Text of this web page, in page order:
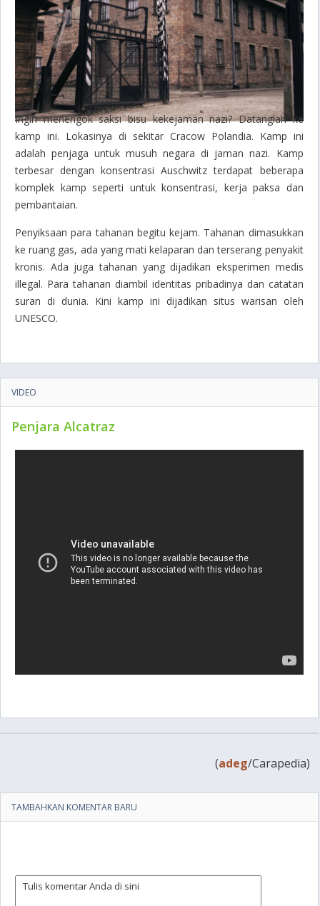
Ingin menengok saksi bisu kekejaman nazi? Datanglah ke
kamp ini. Lokasinya di sekitar Cracow Polandia. Kamp ini
adalah penjaga untuk musuh negara di jaman nazi. Kamp
terbesar dengan konsentrasi Auschwitz terdapat beberapa
komplek kamp seperti untuk konsentrasi, kerja paksa dan
pembantaian.
Penyiksaan para tahanan begitu kejam. Tahanan dimasukkan
ke ruang gas, ada yang mati kelaparan dan terserang penyakit
kronis. Ada juga tahanan yang dijadikan eksperimen medis
illegal. Para tahanan diambil identitas pribadinya dan catatan
suran di dunia. Kini kamp ini dijadikan situs warisan oleh
UNESCO.
VIDEO
Penjara Alcatraz
(adeg/Carapedia)
TAMBAHKAN KOMENTAR BARU